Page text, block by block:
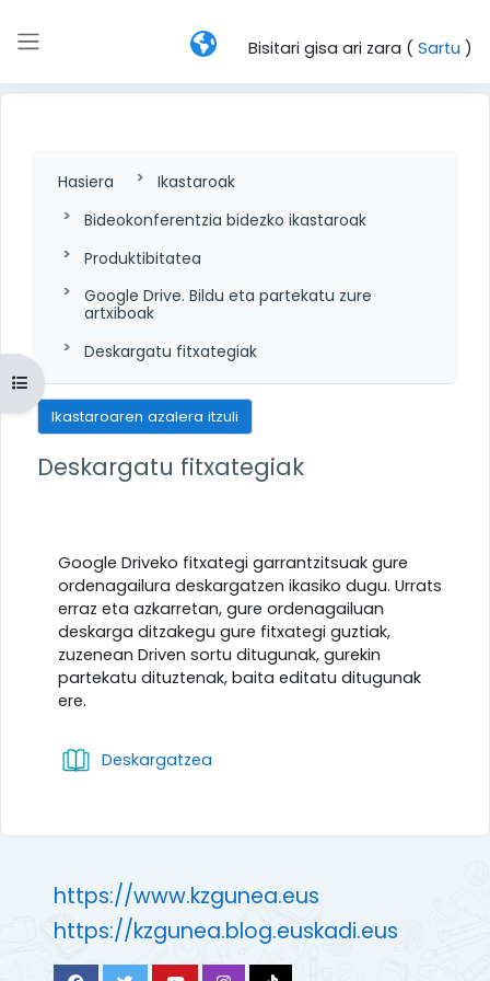
Bisitari gisa ari zara ( Sartu )
Zabaldu ikastaroaren aurkibidea
Hasiera
Ikastaroak
Bideokonferentzia bidezko ikastaroak
Produktibitatea
Google Drive. Bildu eta partekatu zure
artxiboak
Deskargatu fitxategiak
Ikastaroaren azalera itzuli
Deskargatu fitxategiak
Google Driveko fitxategi garrantzitsuak gure
ordenagailura deskargatzen ikasiko dugu. Urrats
erraz eta azkarretan, gure ordenagailuan
deskarga ditzakegu gure fitxategi guztiak,
zuzenean Driven sortu ditugunak, gurekin
partekatu dituztenak, baita editatu ditugunak
ere.
Deskargatzea
https://www.kzgunea.eus
https://kzgunea.blog.euskadi.eus